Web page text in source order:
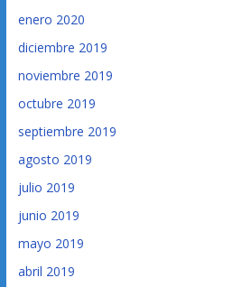
enero 2020
diciembre 2019
noviembre 2019
octubre 2019
septiembre 2019
agosto 2019
julio 2019
junio 2019
mayo 2019
abril 2019